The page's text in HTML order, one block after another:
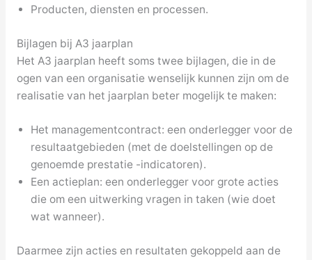
Producten, diensten en processen.
Bijlagen bij A3 jaarplan
Het A3 jaarplan heeft soms twee bijlagen, die in de
ogen van een organisatie wenselijk kunnen zijn om de
realisatie van het jaarplan beter mogelijk te maken:
Het managementcontract: een onderlegger voor de
resultaatgebieden (met de doelstellingen op de
genoemde prestatie -indicatoren).
Een actieplan: een onderlegger voor grote acties
die om een uitwerking vragen in taken (wie doet
wat wanneer).
Daarmee zijn acties en resultaten gekoppeld aan de